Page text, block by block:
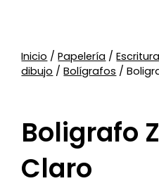
Inicio /Papelería /
dibujo /Bolígrafos /
Boligrafo
Claro